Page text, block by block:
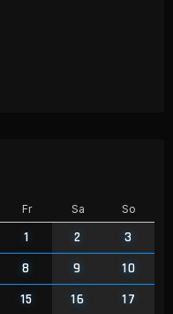
Fr Sa So
1 2
3
8 9
10
15 16
17